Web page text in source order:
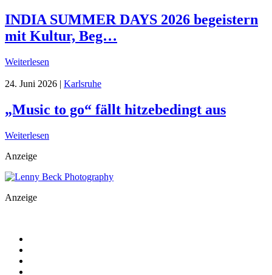
INDIA SUMMER DAYS 2026 begeistern
mit Kultur, Beg…
Weiterlesen
24. Juni 2026 | Karlsruhe
„Music to go“ fällt hitzebedingt aus
Weiterlesen
Anzeige
Anzeige